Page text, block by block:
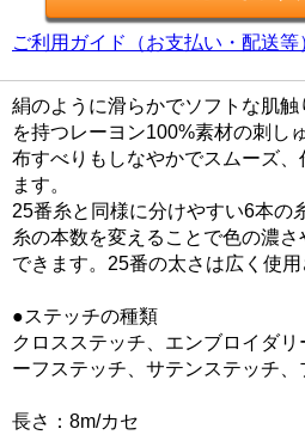
ご利用ガイド（お支払い・配送等
絹のように滑らかでソフトな肌
を持つレーヨン100%素材の刺し
布すべりもしなやかでスムーズ、
ます。
25番糸と同様に分けやすい6本の
糸の本数を変えることで色の濃
できます。25番の太さは広く使用
●ステッチの種類
クロスステッチ、エンブロイダ
ーフステッチ、サテンステッチ
長さ：8m/カセ